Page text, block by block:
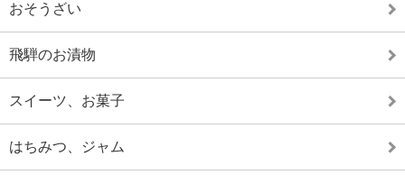
おそうざい
飛騨のお漬物
スイーツ、お菓子
はちみつ、ジャム